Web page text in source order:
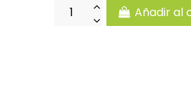
Añadir al